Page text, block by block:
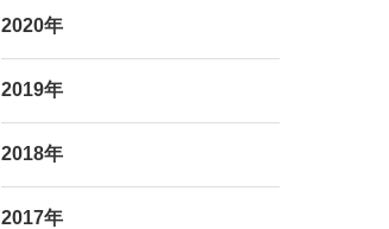
2020年
2019年
2018年
2017年